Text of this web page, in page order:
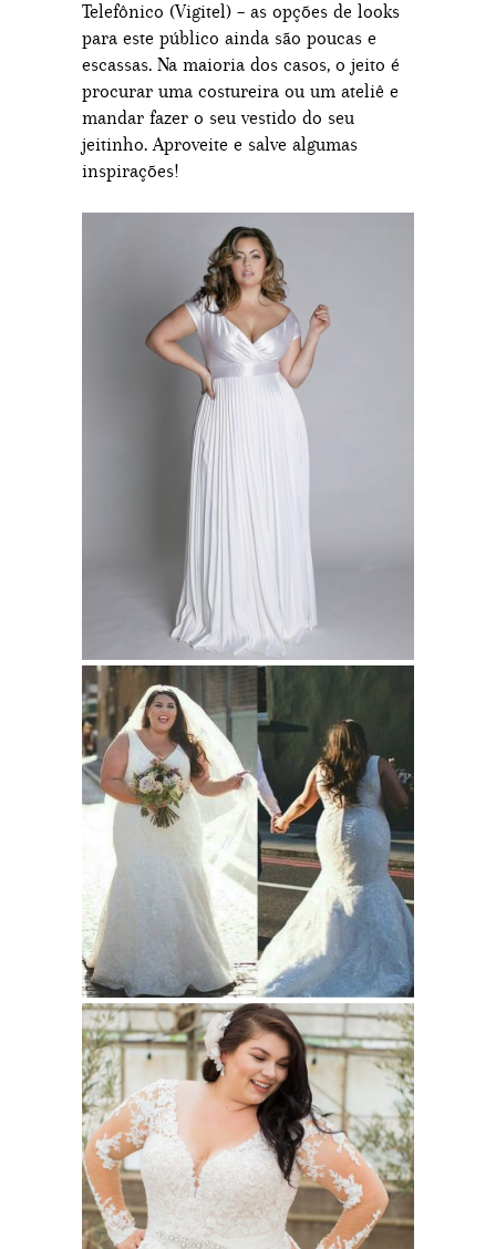
Telefônico (Vigitel) – as opções de looks
para este público ainda são poucas e
escassas. Na maioria dos casos, o jeito é
procurar uma costureira ou um ateliê e
mandar fazer o seu vestido do seu
jeitinho. Aproveite e salve algumas
inspirações!